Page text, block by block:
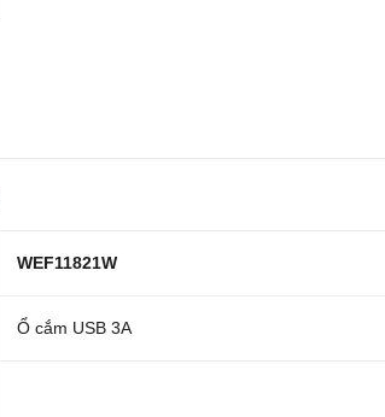
WEF11821W
Ổ cắm USB 3A